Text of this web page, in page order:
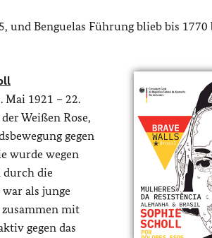
und Benguelas Führung blieb bis
Mai 1921 – 22.
Weißen Rose,
gegen
wurde wegen
die
als junge
mit
gegen das